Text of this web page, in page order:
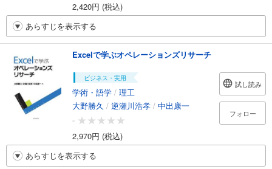
2,420円 (税込)
あらすじを表示する
Excelで学ぶオペレーションズリサーチ
ビジネス・実用
学術・語学 / 理工
大野勝久 / 逆瀬川浩孝 / 中出康一
-
2,970円 (税込)
試し読み
フォロー
あらすじを表示する